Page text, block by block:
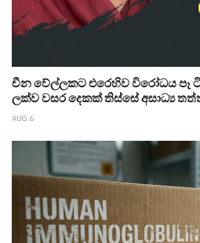
චීන වේල්ලකට එරෙහිව විරෝධය පෑ
ලක්ව වසර දෙකක් තිස්සේ අසාධ්‍ය
AUG 6